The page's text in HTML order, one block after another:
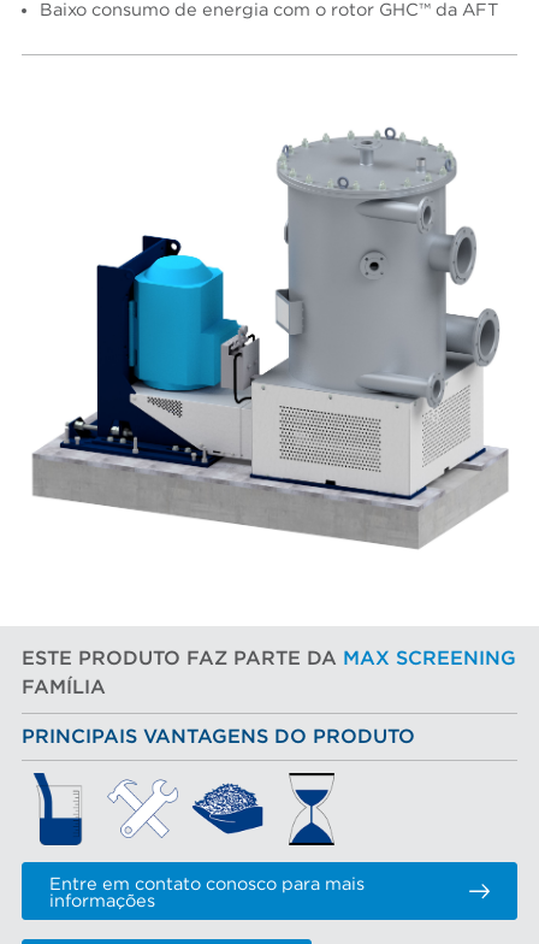
Baixo consumo de energia com o rotor GHC™ da AFT
ESTE PRODUTO FAZ PARTE DA MAX SCREENING
FAMÍLIA
PRINCIPAIS VANTAGENS DO PRODUTO
Entre em contato conosco para mais
informações